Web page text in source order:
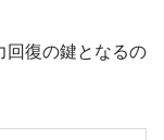
回復の鍵となるの